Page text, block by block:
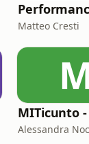
Matteo Cresti